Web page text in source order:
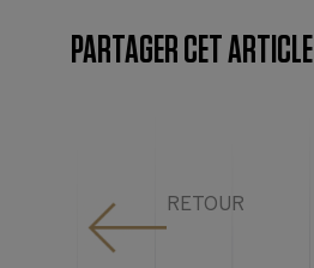
PARTAGER CET ARTICLE
RETOUR